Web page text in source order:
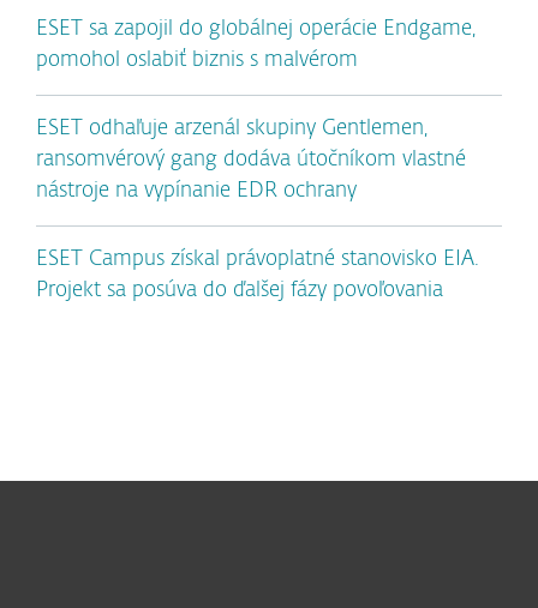
ESET sa zapojil do globálnej operácie Endgame,
pomohol oslabiť biznis s malvérom
ESET odhaľuje arzenál skupiny Gentlemen,
ransomvérový gang dodáva útočníkom vlastné
nástroje na vypínanie EDR ochrany
ESET Campus získal právoplatné stanovisko EIA.
Projekt sa posúva do ďalšej fázy povoľovania